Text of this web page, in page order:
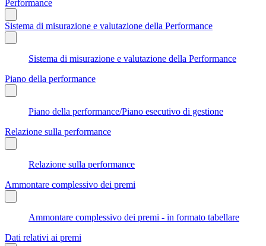
Performance
Sistema di misurazione e valutazione della Performance
Sistema di misurazione e valutazione della Performance
Piano della performance
Piano della performance/Piano esecutivo di gestione
Relazione sulla performance
Relazione sulla performance
Ammontare complessivo dei premi
Ammontare complessivo dei premi - in formato tabellare
Dati relativi ai premi